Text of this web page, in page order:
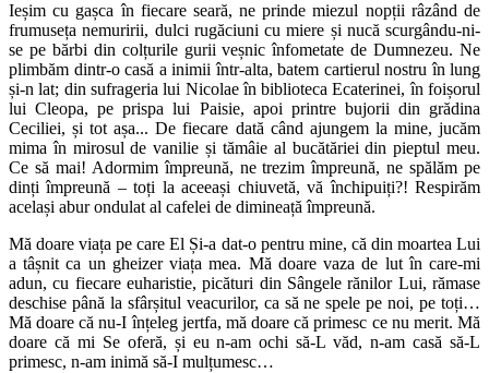
Ieșim cu gașca în fiecare seară, ne prinde miezul nopții râzând de
frumuseța nemuririi, dulci rugăciuni cu miere și nucă scurgându-ni-
se pe bărbi din colțurile gurii veșnic înfometate de Dumnezeu. Ne
plimbăm dintr-o casă a inimii într-alta, batem cartierul nostru în lung
și-n lat; din sufrageria lui Nicolae în biblioteca Ecaterinei, în foișorul
lui Cleopa, pe prispa lui Paisie, apoi printre bujorii din grădina
Ceciliei, și tot așa... De fiecare dată când ajungem la mine, jucăm
mima în mirosul de vanilie și tămâie al bucătăriei din pieptul meu.
Ce să mai! Adormim împreună, ne trezim împreună, ne spălăm pe
dinți împreună – toți la aceeași chiuvetă, vă închipuiți?! Respirăm
același abur ondulat al cafelei de dimineață împreună.
Mă doare viața pe care El Și-a dat-o pentru mine, că din moartea Lui
a tâșnit ca un gheizer viața mea. Mă doare vaza de lut în care-mi
adun, cu fiecare euharistie, picături din Sângele rănilor Lui, rămase
deschise până la sfârșitul veacurilor, ca să ne spele pe noi, pe toți…
Mă doare că nu-I înțeleg jertfa, mă doare că primesc ce nu merit. Mă
doare că mi Se oferă, și eu n-am ochi să-L văd, n-am casă să-L
primesc, n-am inimă să-I mulțumesc…